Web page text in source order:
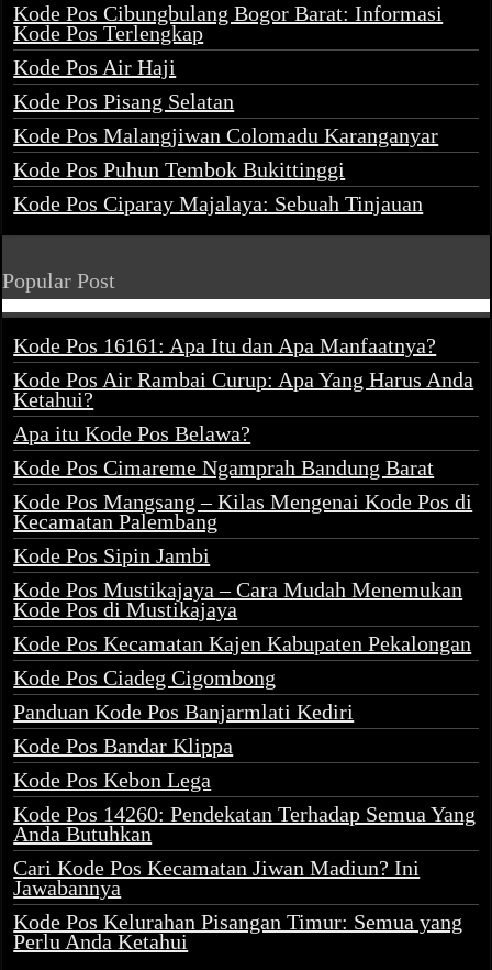
Kode Pos Cibungbulang Bogor Barat: Informasi
Kode Pos Terlengkap
Kode Pos Air Haji
Kode Pos Pisang Selatan
Kode Pos Malangjiwan Colomadu Karanganyar
Kode Pos Puhun Tembok Bukittinggi
Kode Pos Ciparay Majalaya: Sebuah Tinjauan
Popular Post
Kode Pos 16161: Apa Itu dan Apa Manfaatnya?
Kode Pos Air Rambai Curup: Apa Yang Harus Anda
Ketahui?
Apa itu Kode Pos Belawa?
Kode Pos Cimareme Ngamprah Bandung Barat
Kode Pos Mangsang – Kilas Mengenai Kode Pos di
Kecamatan Palembang
Kode Pos Sipin Jambi
Kode Pos Mustikajaya – Cara Mudah Menemukan
Kode Pos di Mustikajaya
Kode Pos Kecamatan Kajen Kabupaten Pekalongan
Kode Pos Ciadeg Cigombong
Panduan Kode Pos Banjarmlati Kediri
Kode Pos Bandar Klippa
Kode Pos Kebon Lega
Kode Pos 14260: Pendekatan Terhadap Semua Yang
Anda Butuhkan
Cari Kode Pos Kecamatan Jiwan Madiun? Ini
Jawabannya
Kode Pos Kelurahan Pisangan Timur: Semua yang
Perlu Anda Ketahui